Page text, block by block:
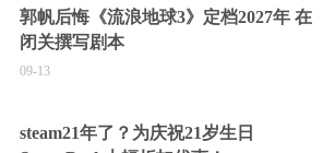
郭帆后悔《流浪地球3》定档2027年 在
闭关撰写剧本
09-13
steam21年了？为庆祝21岁生日